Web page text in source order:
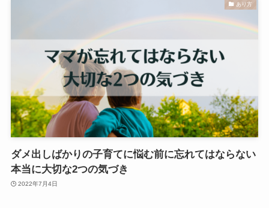
あり方
ダメ出しばかりの子育てに悩む前に忘れてはならない
本当に大切な2つの気づき
2022年7月4日